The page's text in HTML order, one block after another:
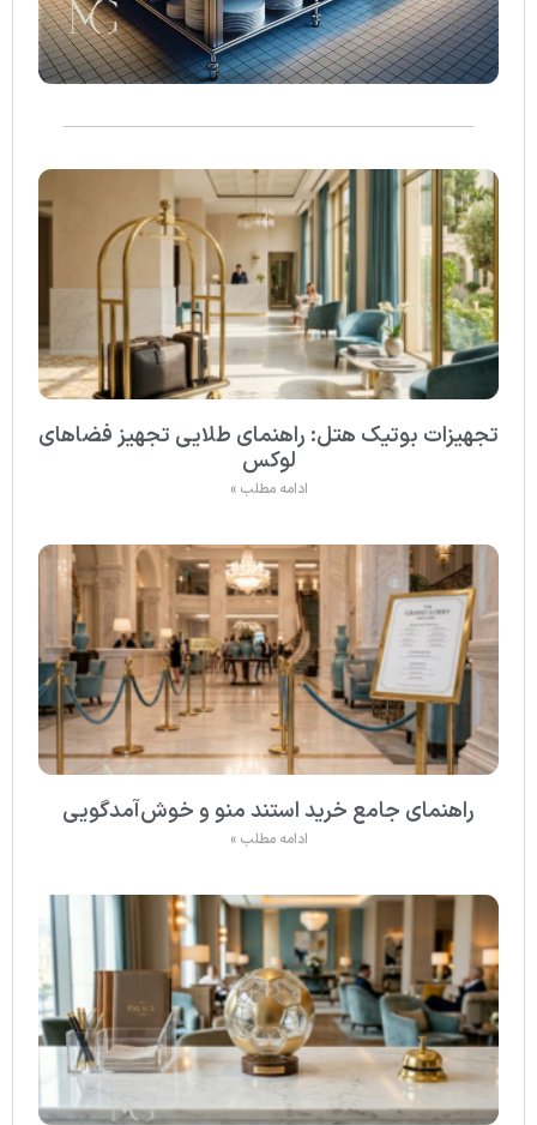
تجهیزات بوتیک هتل: راهنمای طلایی تجهیز فضاهای
لوکس
ادامه مطلب »
راهنمای جامع خرید استند منو و خوش‌آمدگویی
ادامه مطلب »